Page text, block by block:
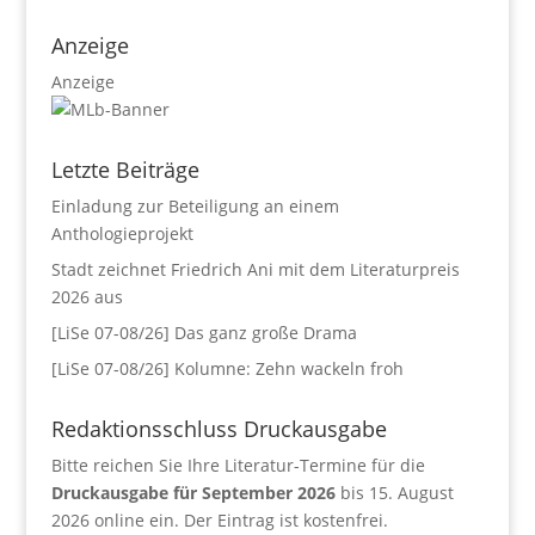
Anzeige
Anzeige
Letzte Beiträge
Einladung zur Beteiligung an einem
Anthologieprojekt
Stadt zeichnet Friedrich Ani mit dem Literaturpreis
2026 aus
[LiSe 07-08/26] Das ganz große Drama
[LiSe 07-08/26] Kolumne: Zehn wackeln froh
Redaktionsschluss Druckausgabe
Bitte reichen Sie Ihre Literatur-Termine für die
Druckausgabe für September 2026bis 15. August
2026 online ein. Der Eintrag ist kostenfrei.